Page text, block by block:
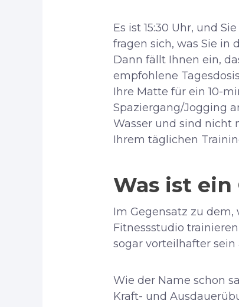
Es ist 15:30 Uhr, und
fragen sich, was Sie in
Dann fällt Ihnen ein,
empfohlene
Ihre Matte für ein 10-
Spaziergang/Jogging
Wasser und sind nicht
Ihrem täglichen
Was ist
Im Gegensatz zu
Fitnessstudio
sogar vorteilhafter sein
Wie der Name schon
Kraft- und